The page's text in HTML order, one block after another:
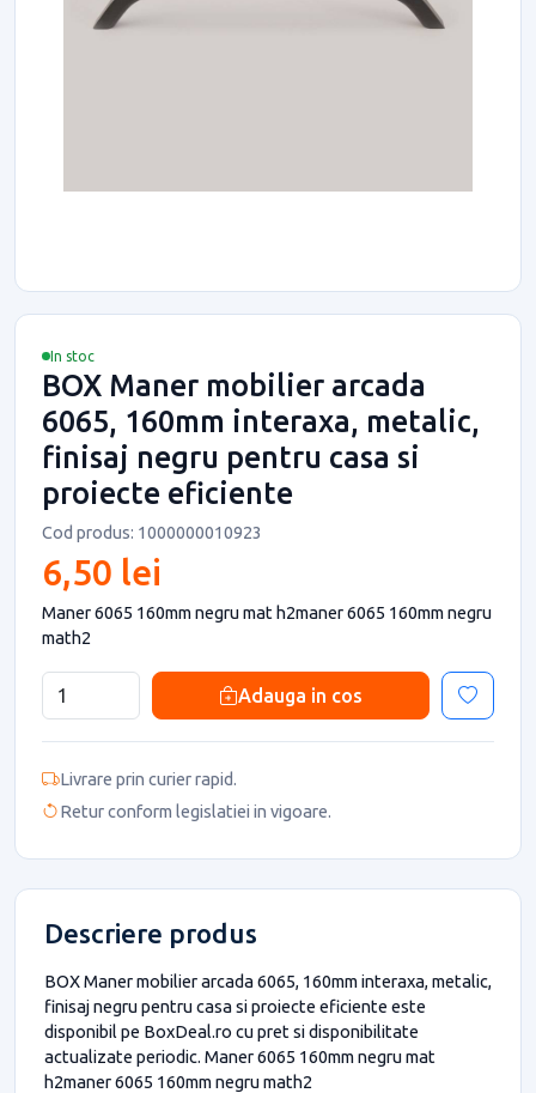
In stoc
BOX Maner mobilier arcada
6065, 160mm interaxa, metalic,
finisaj negru pentru casa si
proiecte eficiente
Cod produs: 1000000010923
6,50 lei
Maner 6065 160mm negru mat h2maner 6065 160mm negru
math2
Adauga in cos
Livrare prin curier rapid.
Retur conform legislatiei in vigoare.
Descriere produs
BOX Maner mobilier arcada 6065, 160mm interaxa, metalic,
finisaj negru pentru casa si proiecte eficiente este
disponibil pe BoxDeal.ro cu pret si disponibilitate
actualizate periodic. Maner 6065 160mm negru mat
h2maner 6065 160mm negru math2